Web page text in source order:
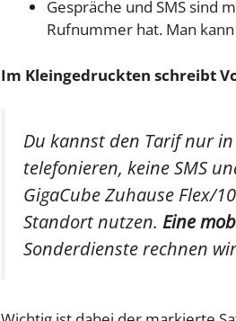
Gespräche und SMS sind
Rufnummer hat. Man
Im Kleingedruckten schreibt
Du kannst den Tarif nur
telefonieren, keine SMS
GigaCube Zuhause Flex/
Standort nutzen. Eine
Sonderdienste rechnen